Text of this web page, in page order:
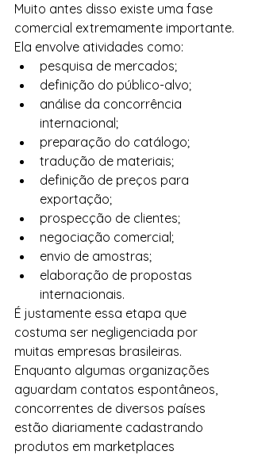
Muito antes disso existe uma fase
comercial extremamente importante.
Ela envolve atividades como:
pesquisa de mercados;
definição do público-alvo;
análise da concorrência
internacional;
preparação do catálogo;
tradução de materiais;
definição de preços para
exportação;
prospecção de clientes;
negociação comercial;
envio de amostras;
elaboração de propostas
internacionais.
É justamente essa etapa que
costuma ser negligenciada por
muitas empresas brasileiras.
Enquanto algumas organizações
aguardam contatos espontâneos,
concorrentes de diversos países
estão diariamente cadastrando
produtos em marketplaces